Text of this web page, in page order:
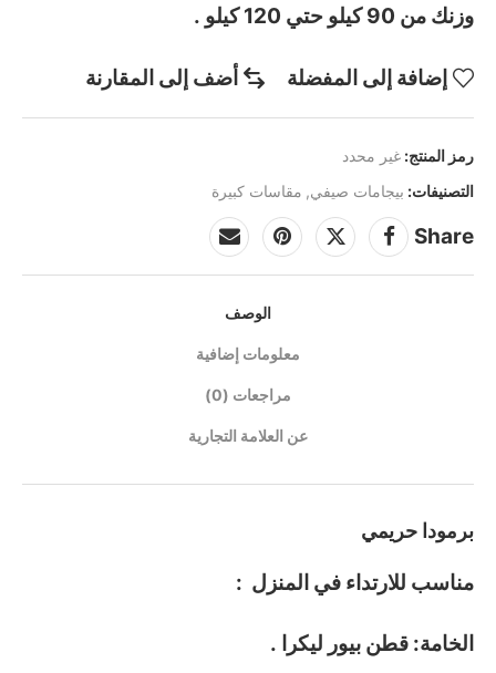
وزنك من 90 كيلو حتي 120 كيلو .
إضافة إلى المفضلة أضف إلى المقارنة
رمز المنتج: غير محدد
التصنيفات: بيجامات صيفي, مقاسات كبيرة
Share
الوصف
معلومات إضافية
مراجعات (0)
عن العلامة التجارية
برمودا حريمي
مناسب للارتداء في المنزل :
الخامة: قطن بيور ليكرا .